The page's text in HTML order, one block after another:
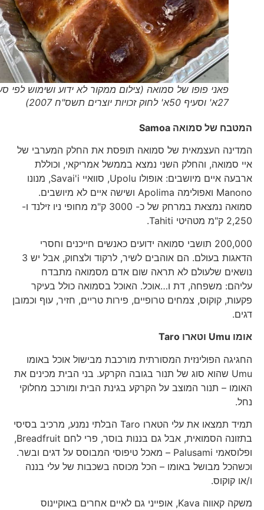
פאני פופו של סמואה (צילום ממקור לא ידוע ושימוש לפי סעיף
המטבח של סמואהSamoa
המדינה העצמאית של סמואה תופסת את החלק המערבי של
איי סמואה, והחלק השני נמצא בממשל אמריקאי, וכוללת
ארבעה איים מיושבים: אופולו Upolu, סוואיי Savai'i, מנונו
Manono ואפולימה Apolima ושישה איים לא מיושבים.
סמואה נמצאת במרחק של כ- 3000 ק"מ מחופי ניו זילנד ו-
2,250 ק"מ מטהיטי Tahiti.
200,000 תושבי סמואה ידועים כאנשים חייכנים וחסרי
הדאגות בעולם. הם אוהבים לשיר, לרקוד ולצחוק, אבל יש 3
נושאים שלעולם לא תראה שום אדם מסמואה מתבדח
עליהם: משפחה, דת ו…אוכל. האוכל בסמואה כולל בעיקר
פקעות, קוקוס, צמחים טרופיים, פירות טריים, חזיר, עוף וכמובן
דגים.
אומוUmuוטארוTaro
החגיגה הפולינזית המסורתית מורכבת מבישול אוכל באומו
Umu שהוא סוג של תנור בגובה הקרקע. בני הבית מכינים את
האומו – תנור המוצב על הקרקע בגינת הבית ומורכב מחלוקי
נחל.
תמיד תמצאו את עלי הטארו Taro הבלתי נמנע, מרכיב בסיסי
בתזונה הסמואית, אבל גם בננות בוסר, פרי לחם Breadfruit,
ופלוסאמי Palusami – מאכל טיפוסי המבוסס על דגים ובשר.
וכשהכל מבושל באומו – הכל מכוסה בשכבות של עלי בננה
ו/או קוקוס.
משקה קאווה Kava, אופייני גם לאיים אחרים באוקיינוס ​​